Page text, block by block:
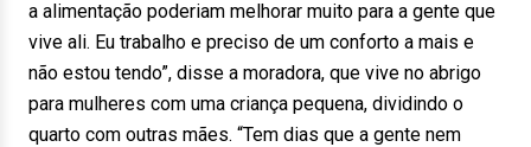
a alimentação poderiam melhorar muito para a gente que
vive ali. Eu trabalho e preciso de um conforto a mais e
não estou tendo”, disse a moradora, que vive no abrigo
para mulheres com uma criança pequena, dividindo o
quarto com outras mães. “Tem dias que a gente nem